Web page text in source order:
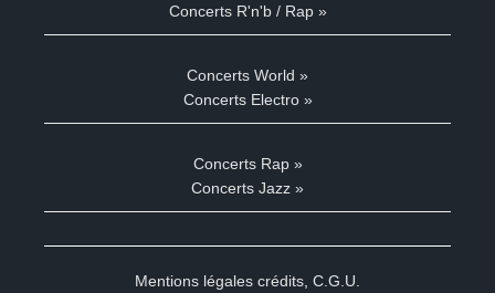
Concerts R'n'b / Rap »
Concerts World »
Concerts Electro »
Concerts Rap »
Concerts Jazz »
Mentions légales crédits C.G.U.